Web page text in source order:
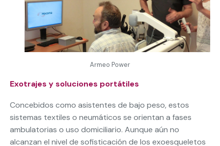
Armeo Power
Exotrajes y soluciones portátiles
Concebidos como asistentes de bajo peso, estos
sistemas textiles o neumáticos se orientan a fases
ambulatorias o uso domiciliario. Aunque aún no
alcanzan el nivel de sofisticación de los exoesqueletos